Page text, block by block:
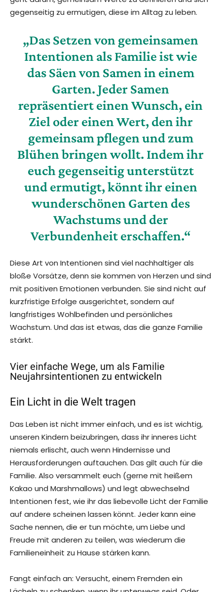
gegenseitig zu ermutigen, diese im Alltag zu leben.
„Das Setzen von gemeinsamen
Intentionen als Familie ist wie
das Säen von Samen in einem
Garten. Jeder Samen
repräsentiert einen Wunsch, ein
Ziel oder einen Wert, den ihr
gemeinsam pflegen und zum
Blühen bringen wollt. Indem ihr
euch gegenseitig unterstützt
und ermutigt, könnt ihr einen
wunderschönen Garten des
Wachstums und der
Verbundenheit erschaffen.“
Diese Art von Intentionen sind viel nachhaltiger als
bloße Vorsätze, denn sie kommen von Herzen und sind
mit positiven Emotionen verbunden. Sie sind nicht auf
kurzfristige Erfolge ausgerichtet, sondern auf
langfristiges Wohlbefinden und persönliches
Wachstum. Und das ist etwas, das die ganze Familie
stärkt.
Vier einfache Wege, um als Familie
Neujahrsintentionen zu entwickeln
Ein Licht in die Welt tragen
Das Leben ist nicht immer einfach, und es ist wichtig,
unseren Kindern beizubringen, dass ihr inneres Licht
niemals erlischt, auch wenn Hindernisse und
Herausforderungen auftauchen. Das gilt auch für die
Familie. Also versammelt euch (gerne mit heißem
Kakao und Marshmallows) und legt abwechselnd
Intentionen fest, wie ihr das liebevolle Licht der Familie
auf andere scheinen lassen könnt. Jeder kann eine
Sache nennen, die er tun möchte, um Liebe und
Freude mit anderen zu teilen, was wiederum die
Familieneinheit zu Hause stärken kann.
Fangt einfach an: Versucht, einem Fremden ein